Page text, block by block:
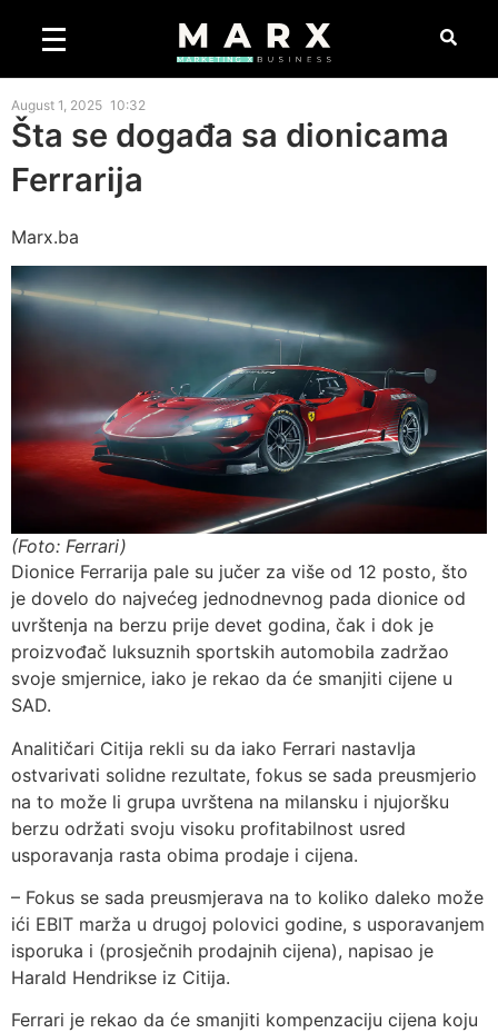
August 1, 2025 10:32
Šta se događa sa dionicama
Ferrarija
Marx.ba
(Foto: Ferrari)
Dionice Ferrarija pale su jučer za više od 12 posto, što
je dovelo do najvećeg jednodnevnog pada dionice od
uvrštenja na berzu prije devet godina, čak i dok je
proizvođač luksuznih sportskih automobila zadržao
svoje smjernice, iako je rekao da će smanjiti cijene u
SAD.
Analitičari Citija rekli su da iako Ferrari nastavlja
ostvarivati solidne rezultate, fokus se sada preusmjerio
na to može li grupa uvrštena na milansku i njujoršku
berzu održati svoju visoku profitabilnost usred
usporavanja rasta obima prodaje i cijena.
– Fokus se sada preusmjerava na to koliko daleko može
ići EBIT marža u drugoj polovici godine, s usporavanjem
isporuka i (prosječnih prodajnih cijena), napisao je
Harald Hendrikse iz Citija.
Ferrari je rekao da će smanjiti kompenzaciju cijena koju